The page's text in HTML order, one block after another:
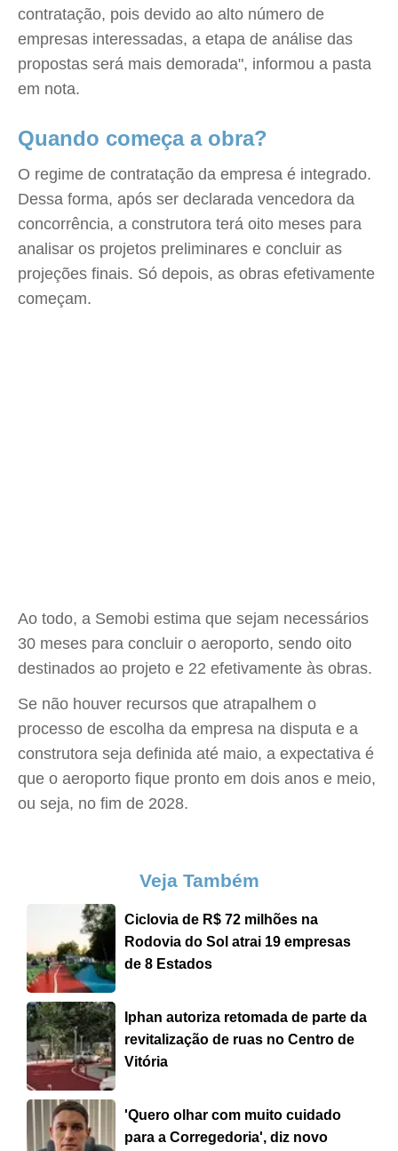
contratação, pois devido ao alto número de
empresas interessadas, a etapa de análise das
propostas será mais demorada", informou a pasta
em nota.
Quando começa a obra?
O regime de contratação da empresa é integrado.
Dessa forma, após ser declarada vencedora da
concorrência, a construtora terá oito meses para
analisar os projetos preliminares e concluir as
projeções finais. Só depois, as obras efetivamente
começam.
Ao todo, a Semobi estima que sejam necessários
30 meses para concluir o aeroporto, sendo oito
destinados ao projeto e 22 efetivamente às obras.
Se não houver recursos que atrapalhem o
processo de escolha da empresa na disputa e a
construtora seja definida até maio, a expectativa é
que o aeroporto fique pronto em dois anos e meio,
ou seja, no fim de 2028.
Veja Também
Ciclovia de R$ 72 milhões na
Rodovia do Sol atrai 19 empresas
de 8 Estados
Iphan autoriza retomada de parte da
revitalização de ruas no Centro de
Vitória
'Quero olhar com muito cuidado
para a Corregedoria', diz novo